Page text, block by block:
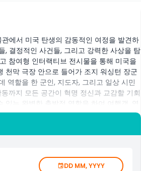
에서 미국 탄생의 감동적인 여정을 발견하
, 결정적인 사건들, 그리고 강력한 사상을 탐
참여형 인터랙티브 전시물을 통해 미국을
천막 극장 안으로 들어가 조지 워싱턴 장군
역할을 한 군인, 지도자, 그리고 일상 시민
까지 모든 공간이 혁명 정신과 교감할 기회
는 완벽한 출발점 역할을 하여 여행객, 역
구하든, 기억에 남는 문화 체험을 찾든, 미
깊게 합니다.
DD MM, YYYY